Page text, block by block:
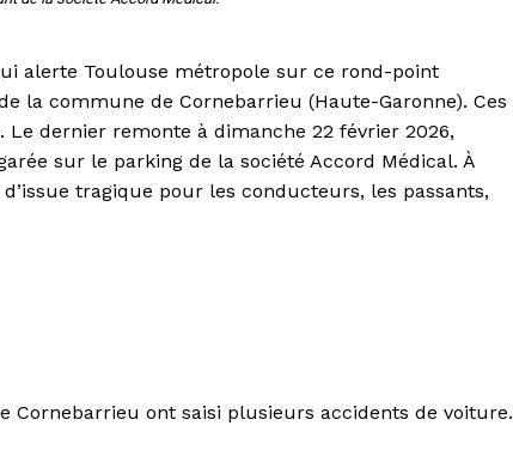
alerte Toulouse métropole sur ce rond-point
la commune de Cornebarrieu (Haute-Garonne). Ces
dernier remonte à dimanche 22 février 2026,
sur le parking de la société Accord Médical. À
tragique pour les conducteurs, les passants,
Cornebarrieu ont saisi plusieurs accidents de voiture.